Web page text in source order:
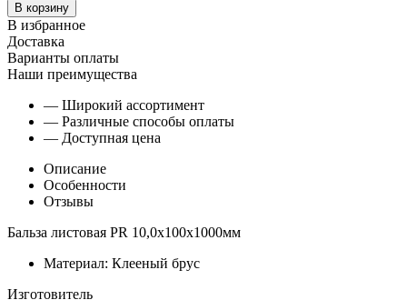
В корзину
В избранное
Доставка
Варианты оплаты
Наши преимущества
— Широкий ассортимент
— Различные способы оплаты
— Доступная цена
Описание
Особенности
Отзывы
Бальза листовая PR 10,0x100x1000мм
Материал: Клееный брус
Изготовитель